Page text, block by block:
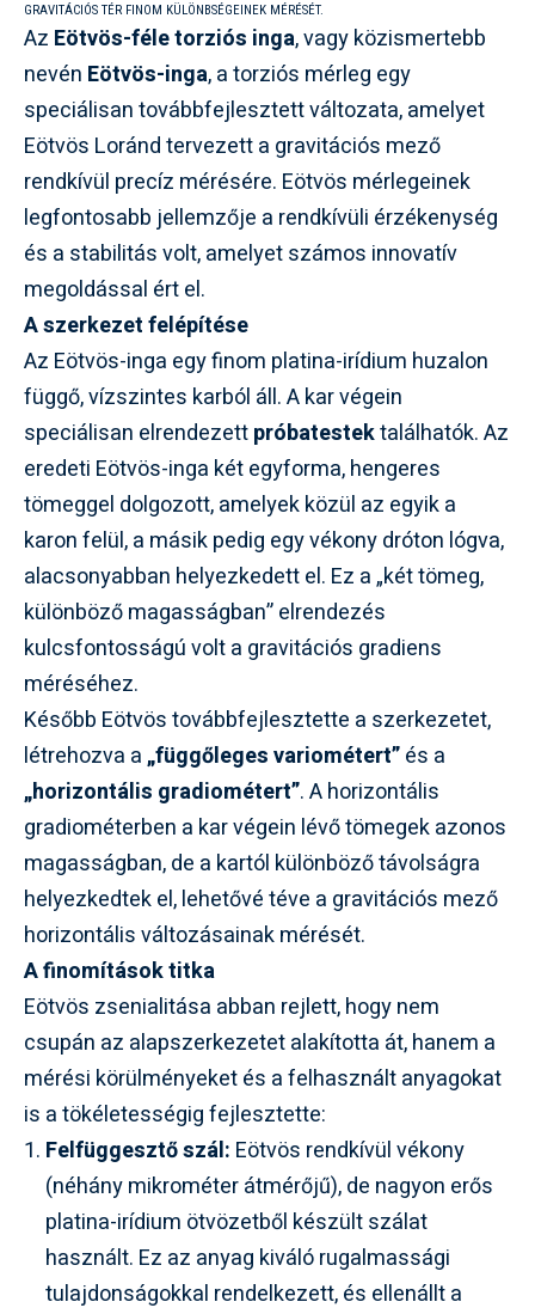
GRAVITÁCIÓS TÉR FINOM KÜLÖNBSÉGEINEK MÉRÉSÉT.
Az Eötvös-féle torziós inga, vagy közismertebb
nevén Eötvös-inga, a torziós mérleg egy
speciálisan továbbfejlesztett változata, amelyet
Eötvös Loránd tervezett a gravitációs mező
rendkívül precíz mérésére. Eötvös mérlegeinek
legfontosabb jellemzője a rendkívüli érzékenység
és a stabilitás volt, amelyet számos innovatív
megoldással ért el.
A szerkezet felépítése
Az Eötvös-inga egy finom platina-irídium huzalon
függő, vízszintes karból áll. A kar végein
speciálisan elrendezettpróbatestektalálhatók. Az
eredeti Eötvös-inga két egyforma, hengeres
tömeggel dolgozott, amelyek közül az egyik a
karon felül, a másik pedig egy vékony dróton lógva,
alacsonyabban helyezkedett el. Ez a „két tömeg,
különböző magasságban” elrendezés
kulcsfontosságú volt a gravitációs gradiens
méréséhez.
Később Eötvös továbbfejlesztette a szerkezetet,
létrehozva a„függőleges variométert”és a
„horizontális gradiométert”. A horizontális
gradiométerben a kar végein lévő tömegek azonos
magasságban, de a kartól különböző távolságra
helyezkedtek el, lehetővé téve a gravitációs mező
horizontális változásainak mérését.
A finomítások titka
Eötvös zsenialitása abban rejlett, hogy nem
csupán az alapszerkezetet alakította át, hanem a
mérési körülményeket és a felhasznált anyagokat
is a tökéletességig fejlesztette:
Felfüggesztő szál: Eötvös rendkívül vékony
(néhány mikrométer átmérőjű), de nagyon erős
platina-irídium ötvözetből készült szálat
használt. Ez az anyag kiváló rugalmassági
tulajdonságokkal rendelkezett, és ellenállt a